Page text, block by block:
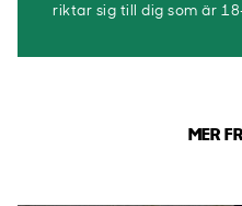
riktar sig till dig som är
MER